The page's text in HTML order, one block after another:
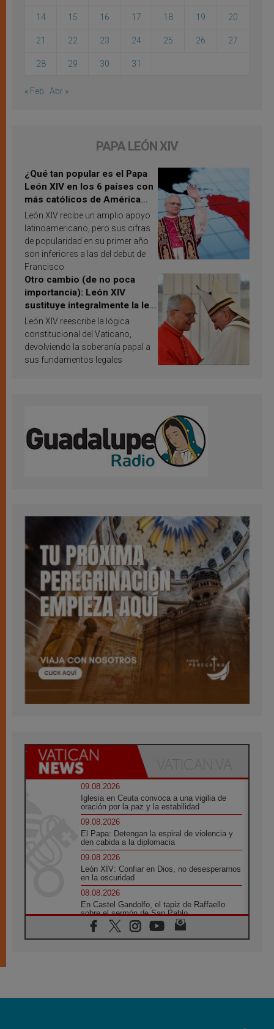
14 15 16 17 18 19 20
21 22 23 24 25 26 27
28 29 30 31
« Feb Abr »
PAPA LEÓN XIV
¿Qué tan popular es el Papa
León XIV en los 6 países con
más católicos de América
Latina en 2026? Publican
resultados de investigación
León XIV recibe un amplio apoyo
latinoamericano, pero sus cifras
de popularidad en su primer año
son inferiores a las del debut de
Francisco
Otro cambio (de no poca
importancia): León XIV
sustituye integralmente la ley
vaticana de Papa Francisco
León XIV reescribe la lógica
constitucional del Vaticano,
devolviendo la soberanía papal a
sus fundamentos legales
09.08.2026
Iglesia en Ceuta convoca a una vigilia de
oración por la paz y la estabilidad
09.08.2026
El Papa: Detengan la espiral de violencia y
den cabida a la diplomacia
09.08.2026
León XIV: Confiar en Dios, no desesperarnos
en la oscuridad
08.08.2026
En Castel Gandolfo, el tapiz de Raffaello
sobre el sermón de San Pablo
08.08.2026
En Colombia, «la paz no se compra con una
08.08.2026